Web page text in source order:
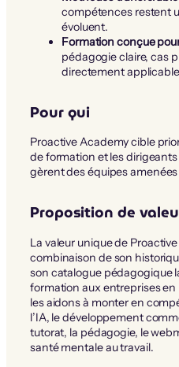
compétences restent
évoluent.
Formation conçue
pédagogie claire, cas
directement
Pour qui
Proactive Academy cible
de formation et les
gèrent des équipes amenées
Proposition de
La valeur unique de
combinaison de son
son catalogue pédagogique
formation aux entreprises
les aidons à monter en
l’IA, le développement
tutorat, la pédagogie, le
santé mentale au travail.